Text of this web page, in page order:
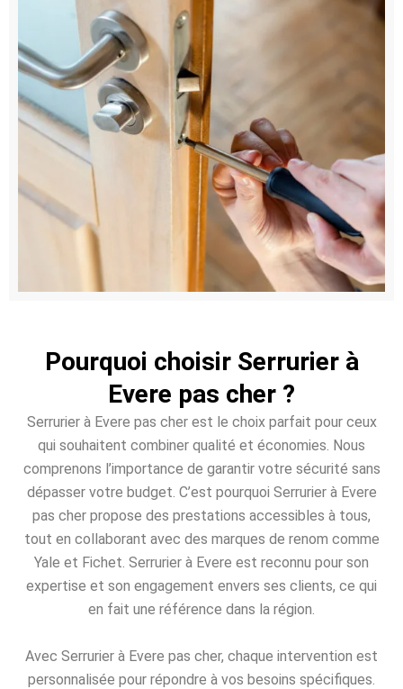
Pourquoi choisir Serrurier à
Evere pas cher ?
Serrurier à Evere pas cher est le choix parfait pour ceux
qui souhaitent combiner qualité et économies. Nous
comprenons l’importance de garantir votre sécurité sans
dépasser votre budget. C’est pourquoi Serrurier à Evere
pas cher propose des prestations accessibles à tous,
tout en collaborant avec des marques de renom comme
Yale et Fichet. Serrurier à Evere est reconnu pour son
expertise et son engagement envers ses clients, ce qui
en fait une référence dans la région.
Avec Serrurier à Evere pas cher, chaque intervention est
personnalisée pour répondre à vos besoins spécifiques.